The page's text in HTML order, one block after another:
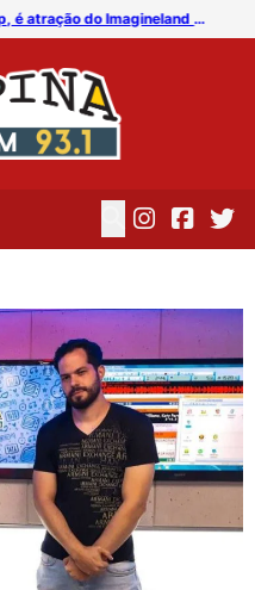
Lee Jin-hyuk, astro de K-pop, é atração do Imagineland On The Road 2026